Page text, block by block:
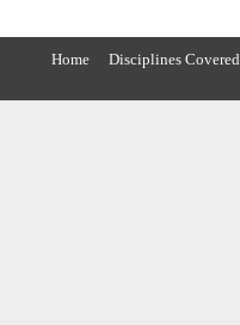
Home Disciplines Covered